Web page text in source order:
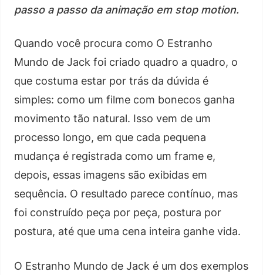
passo a passo da animação em stop motion.
Quando você procura como O Estranho
Mundo de Jack foi criado quadro a quadro, o
que costuma estar por trás da dúvida é
simples: como um filme com bonecos ganha
movimento tão natural. Isso vem de um
processo longo, em que cada pequena
mudança é registrada como um frame e,
depois, essas imagens são exibidas em
sequência. O resultado parece contínuo, mas
foi construído peça por peça, postura por
postura, até que uma cena inteira ganhe vida.
O Estranho Mundo de Jack é um dos exemplos